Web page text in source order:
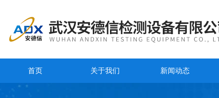
首页 关于我们 新闻动态